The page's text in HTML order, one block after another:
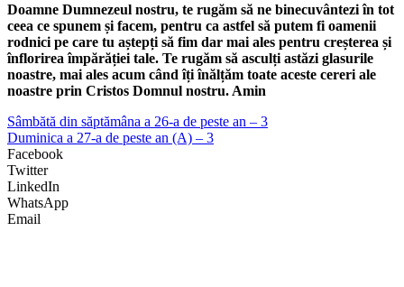
Doamne Dumnezeul nostru, te rugăm să ne binecuvântezi în tot
ceea ce spunem și facem, pentru ca astfel să putem fi oamenii
rodnici pe care tu aștepți să fim dar mai ales pentru creșterea și
înflorirea împărăției tale. Te rugăm să asculți astăzi glasurile
noastre, mai ales acum când îți înălțăm toate aceste cereri ale
noastre prin Cristos Domnul nostru. Amin
Sâmbătă din săptămâna a 26-a de peste an – 3
Duminica a 27-a de peste an (A) – 3
Facebook
Twitter
LinkedIn
WhatsApp
Email